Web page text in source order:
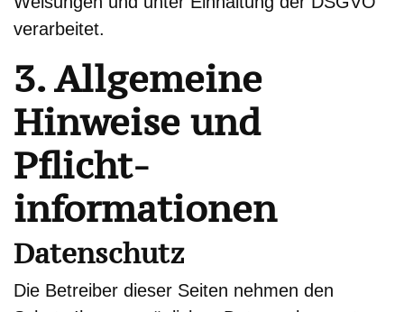
verarbeitet.
3. Allgemeine
Hinweise und
Pflicht­
informationen
Datenschutz
Die Betreiber dieser Seiten nehmen den